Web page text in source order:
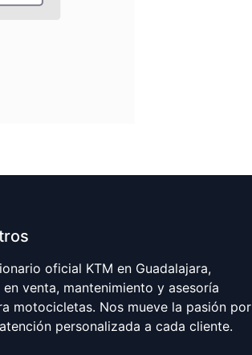
oficial KTM en Guadalajara,
venta, mantenimiento y asesoría
motocicletas. Nos mueve la pasión por
personalizada a cada cliente.